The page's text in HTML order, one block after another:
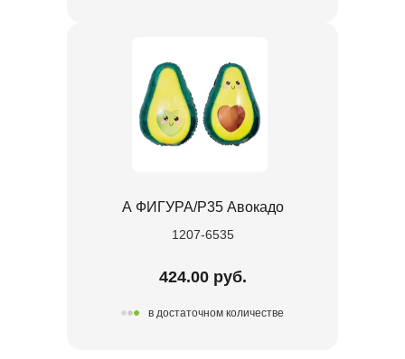
А ФИГУРА/P35 Авокадо
1207-6535
424.00 руб.
в достаточном количестве